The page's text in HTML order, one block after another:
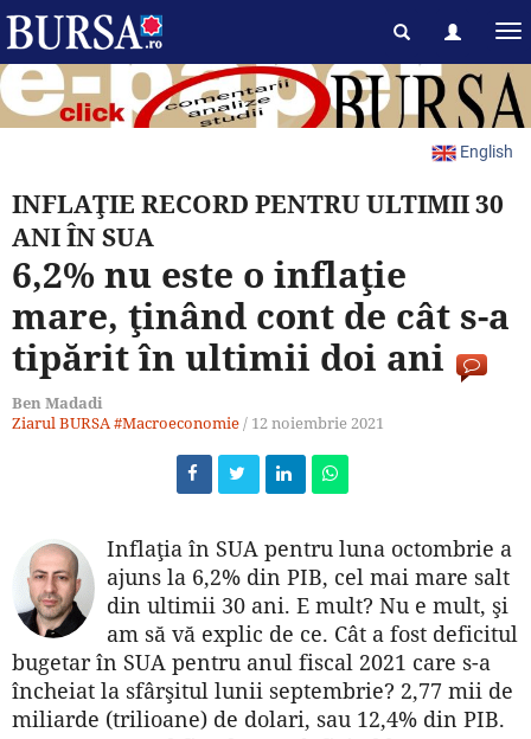
English
INFLAŢIE RECORD PENTRU ULTIMII 30
ANI ÎN SUA
6,2% nu este o inflaţie
mare, ţinând cont de cât s-a
tipărit în ultimii doi ani
Ben Madadi
Ziarul BURSA#Macroeconomie/ 12 noiembrie 2021
Inflaţia în SUA pentru luna octombrie a
ajuns la 6,2% din PIB, cel mai mare salt
din ultimii 30 ani. E mult? Nu e mult, şi
am să vă explic de ce. Cât a fost deficitul
bugetar în SUA pentru anul fiscal 2021 care s-a
încheiat la sfârşitul lunii septembrie? 2,77 mii de
miliarde (trilioane) de dolari, sau 12,4% din PIB.